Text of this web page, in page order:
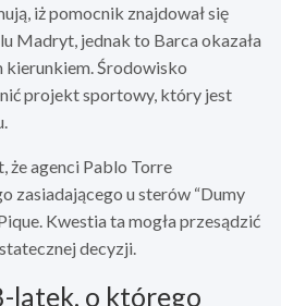
iż pomocnik znajdował się
Madryt, jednak to Barca okazała
kierunkiem. Środowisko
projekt sportowy, który jest
że agenci Pablo Torre
zasiadającego u sterów “Dumy
Kwestia ta mogła przesądzić
decyzji.
latek, o którego